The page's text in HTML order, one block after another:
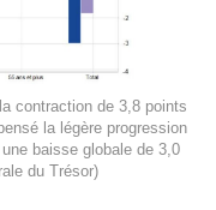
contraction de 3,8 points
la légère progression
baisse globale de 3,0
du Trésor)